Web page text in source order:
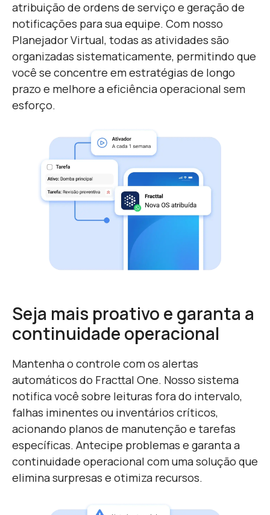
atribuição de ordens de serviço e geração de
notificações para sua equipe. Com nosso
Planejador Virtual, todas as atividades são
organizadas sistematicamente, permitindo que
você se concentre em estratégias de longo
prazo e melhore a eficiência operacional sem
esforço.
Seja mais proativo e garanta a
continuidade operacional
Mantenha o controle com os alertas
automáticos do Fracttal One. Nosso sistema
notifica você sobre leituras fora do intervalo,
falhas iminentes ou inventários críticos,
acionando planos de manutenção e tarefas
específicas. Antecipe problemas e garanta a
continuidade operacional com uma solução que
elimina surpresas e otimiza recursos.